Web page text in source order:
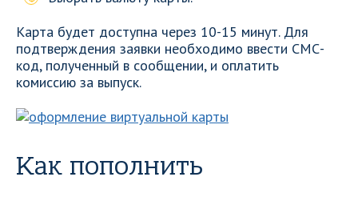
Карта будет доступна через 10-15 минут. Для
подтверждения заявки необходимо ввести СМС-
код, полученный в сообщении, и оплатить
комиссию за выпуск.
Как пополнить